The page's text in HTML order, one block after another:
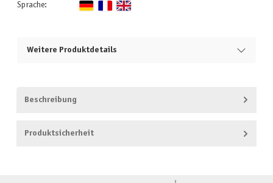
Sprache:
Weitere Produktdetails
Beschreibung
Produktsicherheit